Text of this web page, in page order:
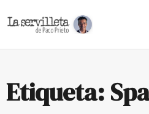
Etiqueta: